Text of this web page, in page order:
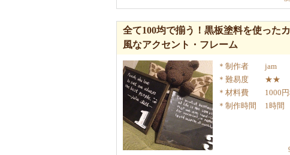
全て100均で揃う！黒板塗料を使った
風なアクセント・フレーム
制作者
jam
難易度
★★
材料費
1000
制作時間
1時間